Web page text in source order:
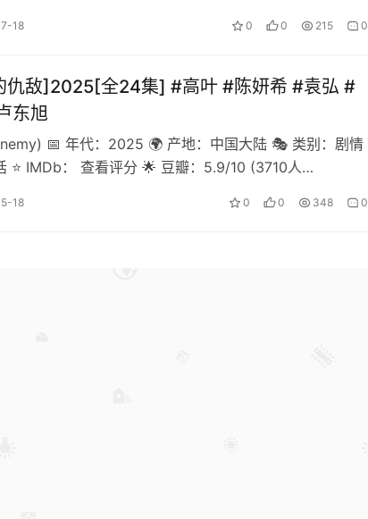
18 0 0 215 0
仇敌]2025[全24集] #高叶 #陈妍希 #袁弘 #
东旭
📅 年代：2025 🌍 产地：中国大陆 🎭 类别：剧情
⭐ IMDb： 查看评分 🌟 豆瓣：5.9/10 (3710人…
18 0 0 348 0